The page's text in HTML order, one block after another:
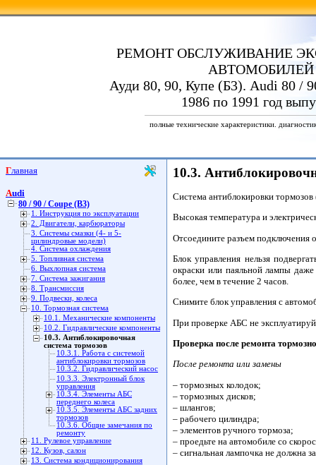
РЕМОНТ ОБСЛУЖИВАНИЕ
АВТОМОБИЛЕЙ
Ауди 80, 90, Купе (Б3). Audi 80 /
1986 по 1991 год
полные технические характеристики.
Главная
Audi
80 / 90 / Coupe (B3)
1. Инструкция по эксплуатации
2. Двигатели, карбюраторы
3. Системы смазки (4- и 5-
цилиндровые модели)
4. Система охлаждения
5. Топливная система
6. Выхлопная система
7. Система зажигания
8. Трансмиссия
9. Подвески, колеса
10. Тормозная система
10.1. Механические компоненты
10.2. Гидравлические компоненты
10.3. Антиблокировочная
система тормозов
10.3.1. Работа с системой
антиблокировки тормозов
10.3.2. Гидравлический насос
10.3.3. Электронный блок
управления
10.3.4. Элементы АБС
переднего колеса
10.3.5. Элементы АБС задних
тормозов
10.3.6. Общие замечания по
ремонту
11. Рулевое управление
12. Кузов, салон
13. Система кондиционирования
10.3.
Система антиблокировки
Высокая температура и
Отсоедините разъем подключения
Блок управления нельзя
окраски или паяльной лампы
более, чем в течение 2 часов.
Снимите блок управления с
При проверке АБС не
Проверка после ремонта
После ремонта или замены
– тормозных колодок;
– тормозных дисков;
– шлангов;
– рабочего цилиндра;
– элементов ручного тормоза;
– проедьте на автомобиле со
– сигнальная лампочка не должна